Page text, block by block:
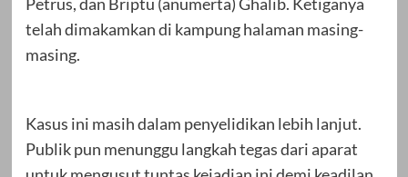
Petrus, dan Briptu (anumerta) Ghalib. Ketiganya
telah dimakamkan di kampung halaman masing-
masing.
Kasus ini masih dalam penyelidikan lebih lanjut.
Publik pun menunggu langkah tegas dari aparat